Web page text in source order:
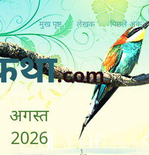
मुख पृष्ठ लेखक पिछ्ले अंक
.com
अगस्त
2026